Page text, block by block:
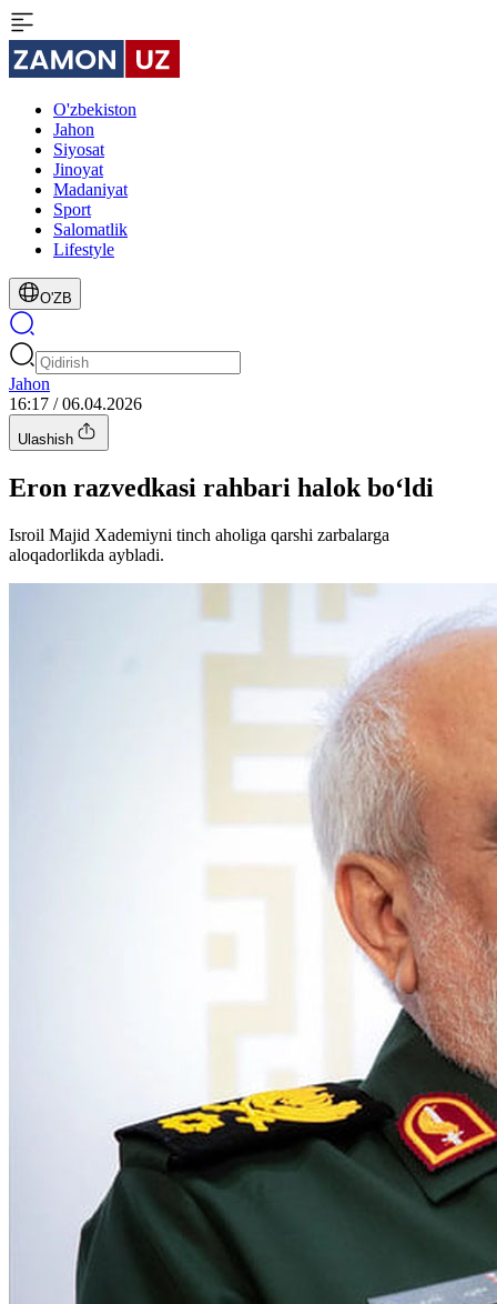
O'zbekiston
Jahon
Siyosat
Jinoyat
Madaniyat
Sport
Salomatlik
Lifestyle
O'ZB
Jahon
16:17 / 06.04.2026
Ulashish
Eron razvedkasi rahbari halok bo‘ldi
Isroil Majid Xademiyni tinch aholiga qarshi zarbalarga
aloqadorlikda aybladi.